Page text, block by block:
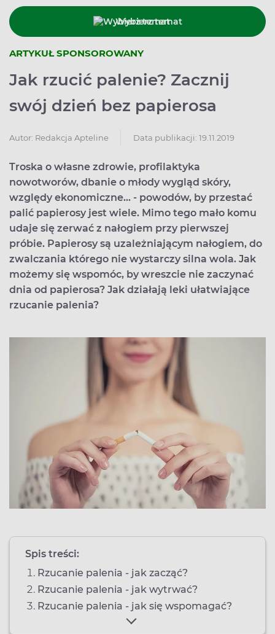
Wybierz temat
ARTYKUŁ SPONSOROWANY
Jak rzucić palenie? Zacznij
swój dzień bez papierosa
Autor: Redakcja Apteline Data publikacji: 19.11.2019
Troska o własne zdrowie, profilaktyka
nowotworów, dbanie o młody wygląd skóry,
względy ekonomiczne... - powodów, by przestać
palić papierosy jest wiele. Mimo tego mało komu
udaje się zerwać z nałogiem przy pierwszej
próbie. Papierosy są uzależniającym nałogiem, do
zwalczania którego nie wystarczy silna wola. Jak
możemy się wspomóc, by wreszcie nie zaczynać
dnia od papierosa? Jak działają leki ułatwiające
rzucanie palenia?
Spis treści:
Rzucanie palenia - jak zacząć?
Rzucanie palenia - jak wytrwać?
Rzucanie palenia - jak się wspomagać?